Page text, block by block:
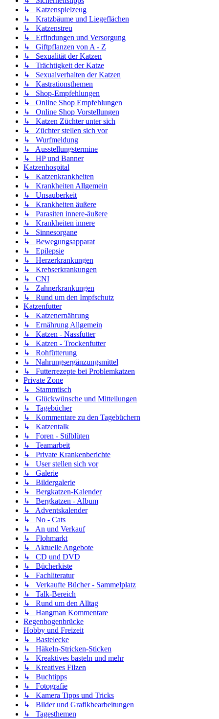
↳ Katzenspielzeug
↳ Kratzbäume und Liegeflächen
↳ Katzenstreu
↳ Erfindungen und Versorgung
↳ Giftpflanzen von A - Z
↳ Sexualität der Katzen
↳ Trächtigkeit der Katze
↳ Sexualverhalten der Katzen
↳ Kastrationsthemen
↳ Shop-Empfehlungen
↳ Online Shop Empfehlungen
↳ Online Shop Vorstellungen
↳ Katzen Züchter unter sich
↳ Züchter stellen sich vor
↳ Wurfmeldung
↳ Ausstellungstermine
↳ HP und Banner
Katzenhospital
↳ Katzenkrankheiten
↳ Krankheiten Allgemein
↳ Unsauberkeit
↳ Krankheiten äußere
↳ Parasiten innere-äußere
↳ Krankheiten innere
↳ Sinnesorgane
↳ Bewegungsapparat
↳ Epilepsie
↳ Herzerkrankungen
↳ Krebserkrankungen
↳ CNI
↳ Zahnerkrankungen
↳ Rund um den Impfschutz
Katzenfutter
↳ Katzenernährung
↳ Ernährung Allgemein
↳ Katzen - Nassfutter
↳ Katzen - Trockenfutter
↳ Rohfütterung
↳ Nahrungsergänzungsmittel
↳ Futterrezepte bei Problemkatzen
Private Zone
↳ Stammtisch
↳ Glückwünsche und Mitteilungen
↳ Tagebücher
↳ Kommentare zu den Tagebüchern
↳ Katzentalk
↳ Foren - Stilblüten
↳ Teamarbeit
↳ Private Krankenberichte
↳ User stellen sich vor
↳ Galerie
↳ Bildergalerie
↳ Bergkatzen-Kalender
↳ Bergkatzen - Album
↳ Adventskalender
↳ No - Cats
↳ An und Verkauf
↳ Flohmarkt
↳ Aktuelle Angebote
↳ CD und DVD
↳ Bücherkiste
↳ Fachliteratur
↳ Verkaufte Bücher - Sammelplatz
↳ Talk-Bereich
↳ Rund um den Alltag
↳ Hangman Kommentare
Regenbogenbrücke
Hobby und Freizeit
↳ Bastelecke
↳ Häkeln-Stricken-Sticken
↳ Kreaktives basteln und mehr
↳ Kreatives Filzen
↳ Buchtipps
↳ Fotografie
↳ Kamera Tipps und Tricks
↳ Bilder und Grafikbearbeitungen
↳ Tagesthemen